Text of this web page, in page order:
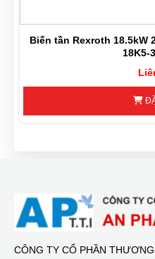
Biến tần Rexroth 18.5kW
18K5-
CÔNG TY CỔ PHẦN